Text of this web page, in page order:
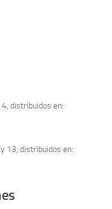
distribuidos en:
13, distribuidos en: